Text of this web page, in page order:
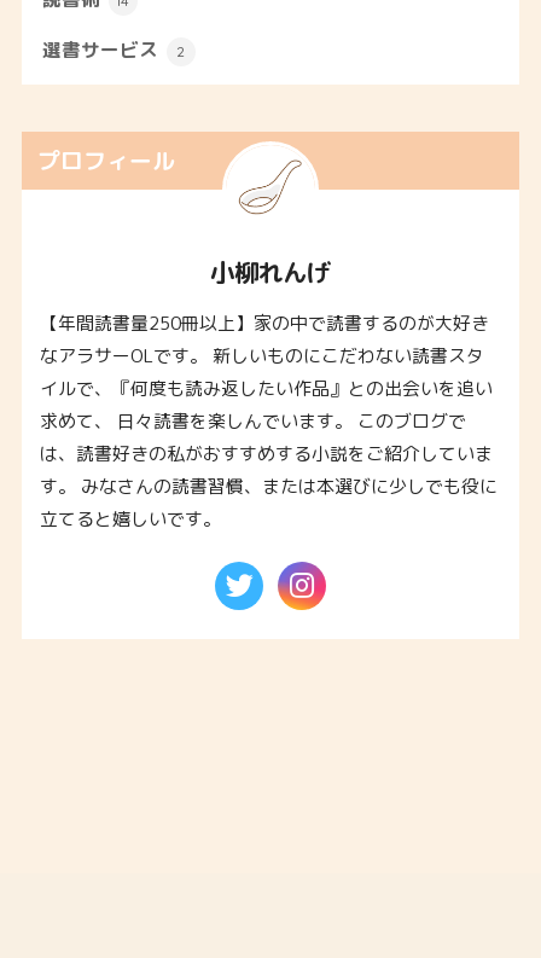
選書サービス 2
プロフィール
小柳れんげ
【年間読書量250冊以上】家の中で読書するのが大好き
なアラサーOLです。 新しいものにこだわない読書スタ
イルで、『何度も読み返したい作品』との出会いを追い
求めて、 日々読書を楽しんでいます。 このブログで
は、読書好きの私がおすすめする小説をご紹介していま
す。 みなさんの読書習慣、または本選びに少しでも役に
立てると嬉しいです。